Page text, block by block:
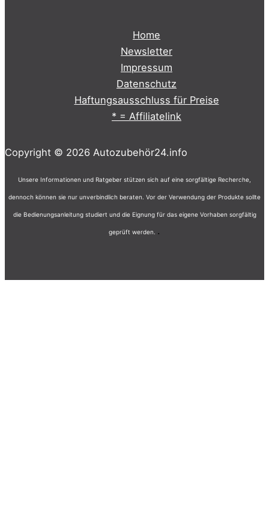
Home
Newsletter
Impressum
Datenschutz
Haftungsausschluss für Preise
* = Affiliatelink
Copyright © 2026 Autozubehör24.info
Unsere Informationen und Ratgeber stützen sich auf eine sorgfältige Recherche,
dennoch können sie nur unverbindlich beraten. Vor der Verwendung der Produkte sollte
die Bedienungsanleitung studiert und die Eignung für das eigene Vorhaben sorgfältig
geprüft werden. .